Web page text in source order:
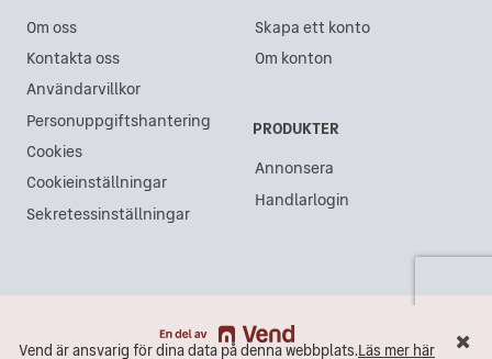
Vend är ansvarig för dina data på denna webbplats.Läs mer här
Om oss
Kontakta oss
Användarvillkor
Personuppgiftshantering
Cookies
Cookieinställningar
Sekretessinställningar
Skapa ett konto
Om konton
PRODUKTER
Annonsera
Handlarlogin
Vend är ansvarig för dina data på denna webbplats.Läs mer här